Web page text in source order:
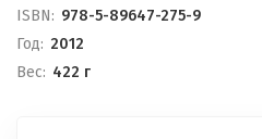
ISBN: 978-5-89647-275-9
Год: 2012
Вес: 422 г